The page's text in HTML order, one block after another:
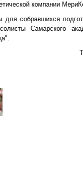
компании
для собравшихся
Самарского